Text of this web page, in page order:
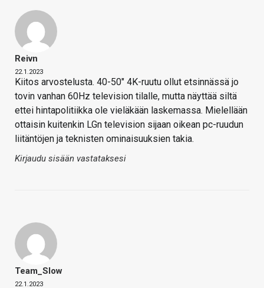
Reivn
22.1.2023
Kiitos arvostelusta. 40-50" 4K-ruutu ollut etsinnässä jo
tovin vanhan 60Hz television tilalle, mutta näyttää siltä
ettei hintapolitiikka ole vieläkään laskemassa. Mielellään
ottaisin kuitenkin LGn television sijaan oikean pc-ruudun
liitäntöjen ja teknisten ominaisuuksien takia.
Kirjaudu sisään vastataksesi
Team_Slow
22.1.2023